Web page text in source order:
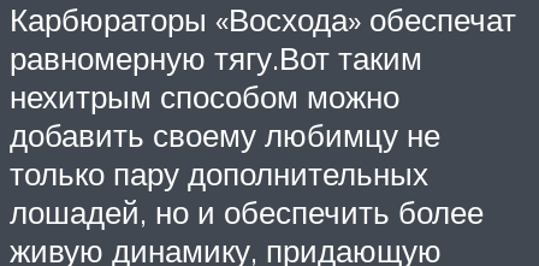
Карбюраторы «Восхода» обеспечат
равномерную тягу.Вот таким
нехитрым способом можно
добавить своему любимцу не
только пару дополнительных
лошадей, но и обеспечить более
живую динамику, придающую